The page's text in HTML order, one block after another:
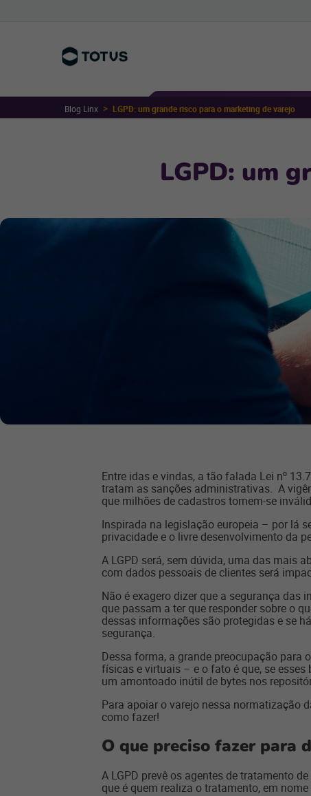
Blog Linx LGPD: um grande risco para o marketing de varejo
LGPD: um
Entre idas e vindas, a tão falada Lei nº
tratam as sanções administrativas. A
que milhões de cadastros tornem-se
Inspirada na legislação europeia – por lá
privacidade e o livre desenvolvimento da
A LGPD será, sem dúvida, uma das mais
com dados pessoais de clientes será
Não é exagero dizer que a segurança
que passam a ter que responder sobre o
dessas informações são protegidas e se
segurança.
Dessa forma, a grande preocupação
físicas e virtuais – e o fato é que, se
um amontoado inútil de bytes nos
Para apoiar o varejo nessa normatização
como fazer!
O que preciso fazer para
A LGPD prevê os agentes de tratamento
que é quem realiza o tratamento, em